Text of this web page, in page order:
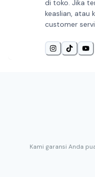
di toko. Jika
keaslian, atau
customer
Kami garansi Anda